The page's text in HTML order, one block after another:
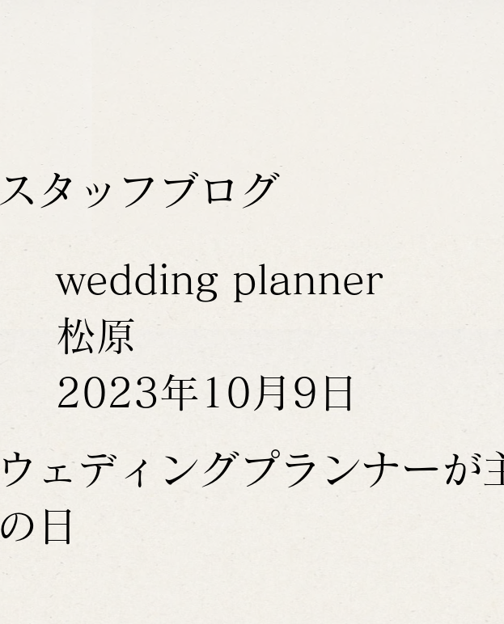
スタッフブログ
ウェディングプランナーが
の日
wedding planner
松原
2023年10月9日